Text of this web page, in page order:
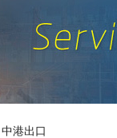
中港出口